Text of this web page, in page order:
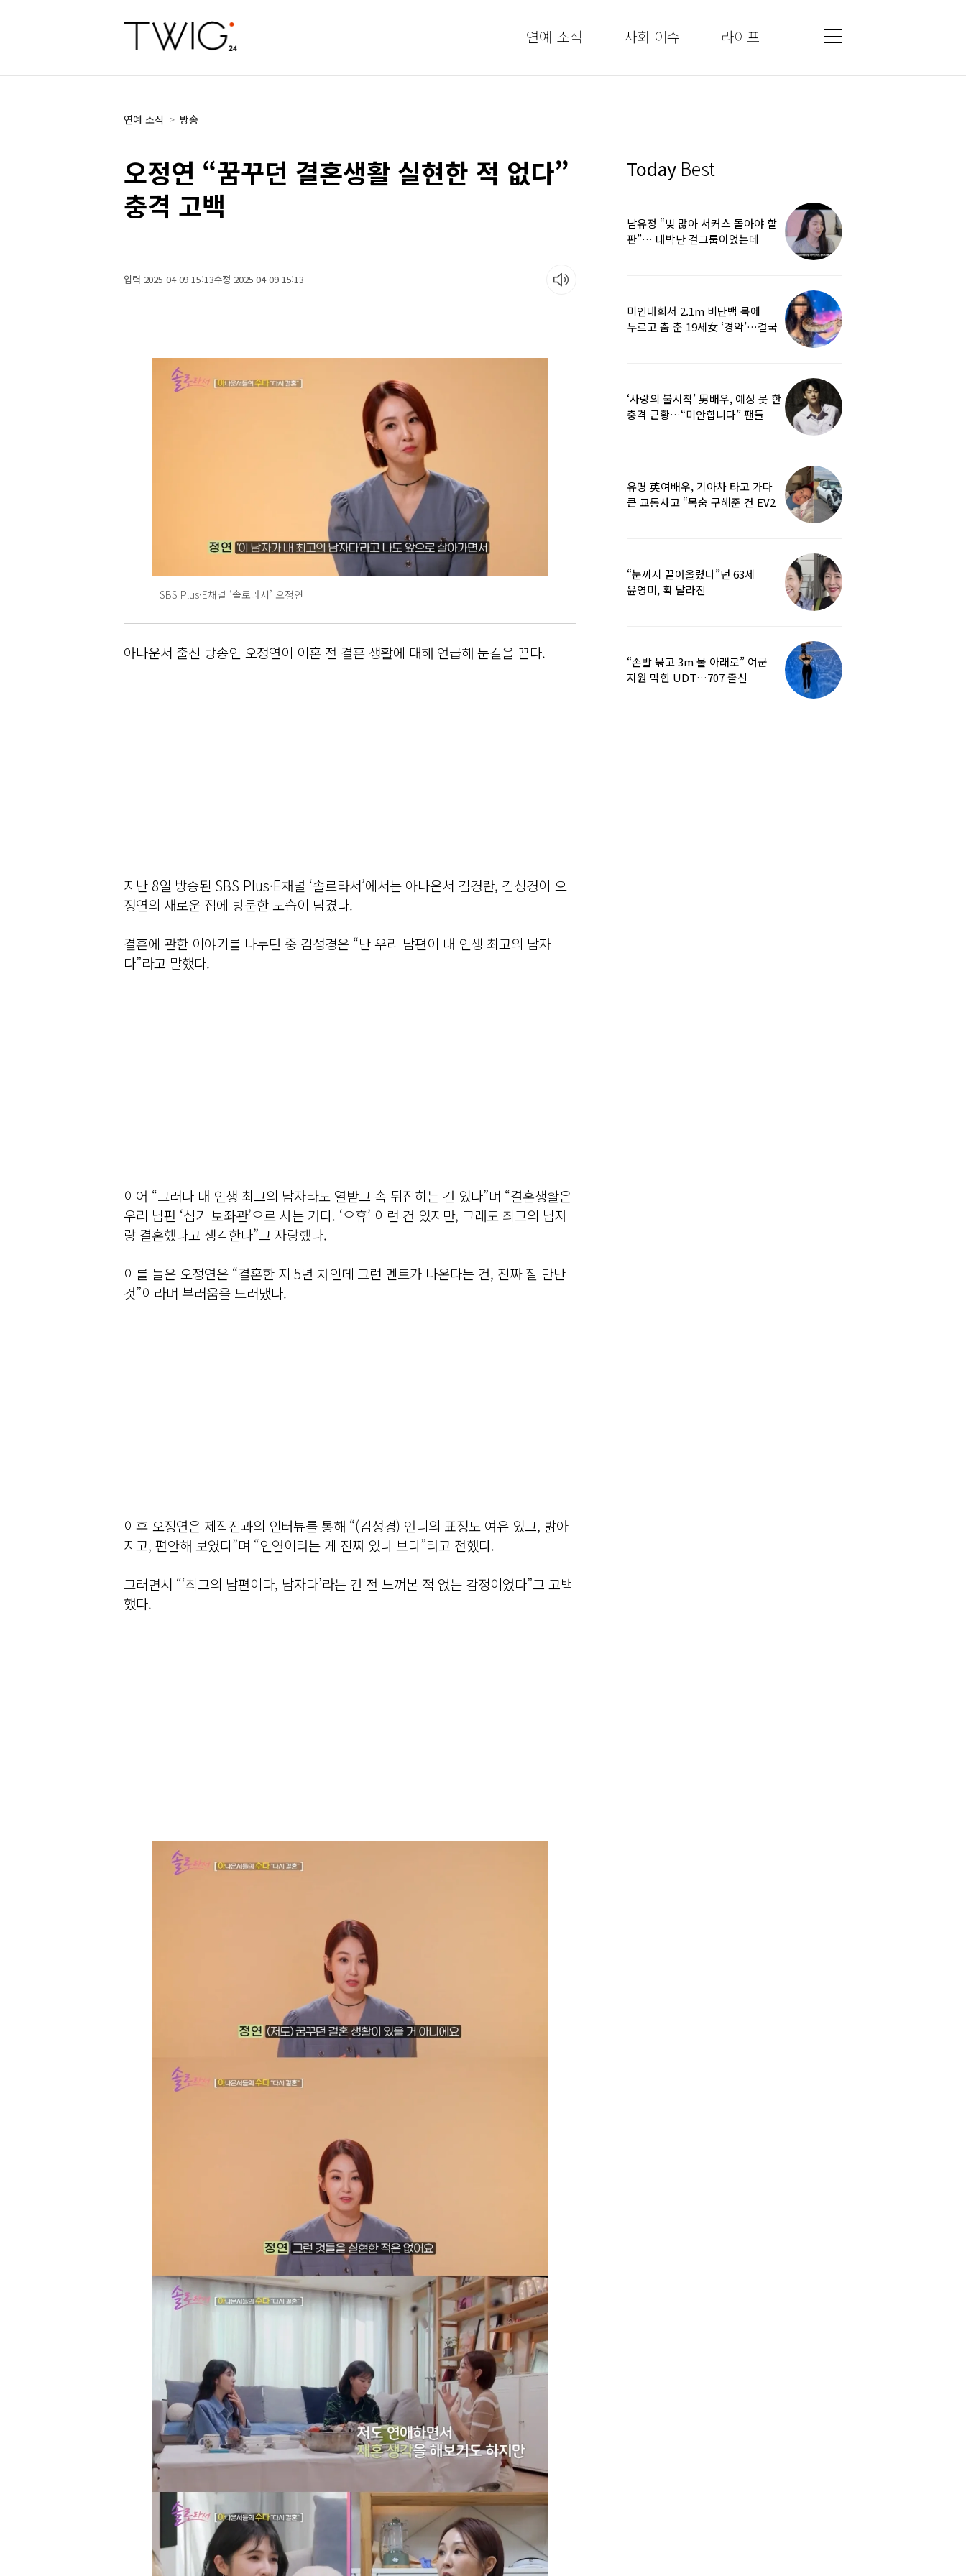
연예 소식 사회 이슈 라이프
연예 소식 > 방송
오정연 “꿈꾸던 결혼생활 실현한 적 없다”
충격 고백
입력 2025 04 09 15:13수정 2025 04 09 15:13
SBS Plus·E채널 ‘솔로라서’ 오정연
아나운서 출신 방송인 오정연이 이혼 전 결혼 생활에 대해 언급해 눈길을 끈다.
지난 8일 방송된 SBS Plus·E채널 ‘솔로라서’에서는 아나운서 김경란, 김성경이 오
정연의 새로운 집에 방문한 모습이 담겼다.
결혼에 관한 이야기를 나누던 중 김성경은 “난 우리 남편이 내 인생 최고의 남자
다”라고 말했다.
이어 “그러나 내 인생 최고의 남자라도 열받고 속 뒤집히는 건 있다”며 “결혼생활은
우리 남편 ‘심기 보좌관’으로 사는 거다. ‘으휴’ 이런 건 있지만, 그래도 최고의 남자
랑 결혼했다고 생각한다”고 자랑했다.
이를 들은 오정연은 “결혼한 지 5년 차인데 그런 멘트가 나온다는 건, 진짜 잘 만난
것”이라며 부러움을 드러냈다.
이후 오정연은 제작진과의 인터뷰를 통해 “(김성경) 언니의 표정도 여유 있고, 밝아
지고, 편안해 보였다”며 “인연이라는 게 진짜 있나 보다”라고 전헀다.
그러면서 “‘최고의 남편이다, 남자다’라는 건 전 느껴본 적 없는 감정이었다”고 고백
했다.
Today Best
남유정 “빚 많아 서커스 돌아야 할
판”… 대박난 걸그룹이었는데
미인대회서 2.1m 비단뱀 목에
두르고 춤 춘 19세女 ‘경악’…결국
‘사랑의 불시착’ 男배우, 예상 못 한
충격 근황…“미안합니다” 팬들
유명 英여배우, 기아차 타고 가다
큰 교통사고 “목숨 구해준 건 EV2
“눈까지 끌어올렸다”던 63세
윤영미, 확 달라진
“손발 묶고 3m 물 아래로” 여군
지원 막힌 UDT…707 출신